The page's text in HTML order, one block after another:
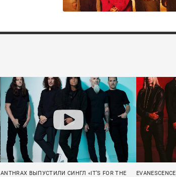
ANTHRAX ВЫПУСТИЛИ СИНГЛ «IT’S FOR THE